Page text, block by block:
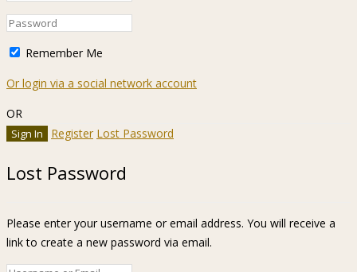
Remember Me
Or login via a social network account
OR
Register Lost Password
Lost Password
Please enter your username or email address. You will receive a
link to create a new password via email.